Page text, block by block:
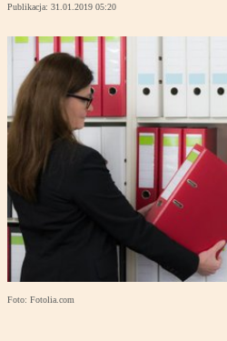
Publikacja: 31.01.2019 05:20
Foto: Fotolia.com